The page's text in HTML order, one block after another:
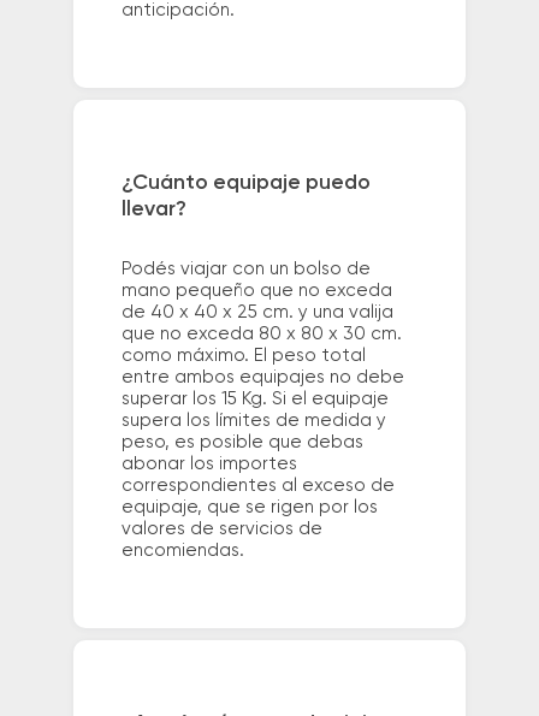
anticipación.
¿Cuánto equipaje puedo
llevar?
Podés viajar con un bolso de
mano pequeño que no exceda
de 40 x 40 x 25 cm. y una valija
que no exceda 80 x 80 x 30 cm.
como máximo. El peso total
entre ambos equipajes no debe
superar los 15 Kg. Si el equipaje
supera los límites de medida y
peso, es posible que debas
abonar los importes
correspondientes al exceso de
equipaje, que se rigen por los
valores de servicios de
encomiendas.